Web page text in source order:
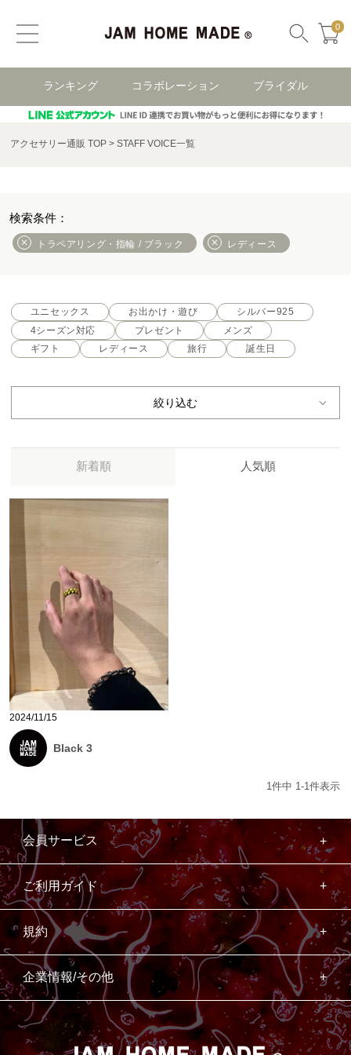
0
ランキング コラボレーション ブライダル
アクセサリー通販 TOP STAFF VOICE一覧
トラペアリング・指輪 / ブラック レディース
ユニセックス お出かけ・遊び
シルバー925
4シーズン対応
プレゼント
メンズ
ギフト
レディース 旅行 誕生日
絞り込む
新着順 人気順
2024/11/15
Black 3
1件中 1-1件表示
会員サービス
ご利用ガイド
規約
企業情報/その他